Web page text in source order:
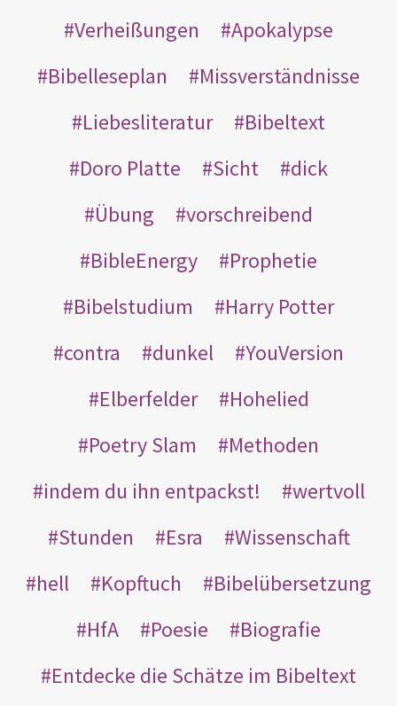
Verheißungen
Apokalypse
Bibelleseplan
Missverständnisse
Liebesliteratur
Bibeltext
Doro Platte
Sicht
dick
Übung
vorschreibend
BibleEnergy
Prophetie
Bibelstudium
Harry Potter
contra
dunkel
YouVersion
Elberfelder
Hohelied
Poetry Slam
Methoden
indem du ihn entpackst!
wertvoll
Stunden
Esra
Wissenschaft
hell
Kopftuch
Bibelübersetzung
HfA
Poesie
Biografie
Entdecke die Schätze im Bibeltext